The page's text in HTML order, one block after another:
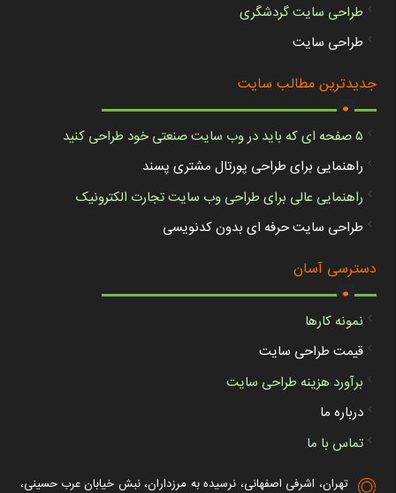
طراحی سایت گردشگری
طراحی سایت
جدیدترین مطالب سایت
.
۵ صفحه ای که باید در وب سایت صنعتی خود طراحی کنید
راهنمایی برای طراحی پورتال مشتری پسند
راهنمایی عالی برای طراحی وب سایت تجارت الکترونیک
طراحی سایت حرفه ای بدون کدنویسی
دسترسی آسان
.
نمونه کارها
قیمت طراحی سایت
برآورد هزینه طراحی سایت
درباره ما
تماس با ما
تهران، اشرفی اصفهانی، نرسیده به مرزداران، نبش خیابان عرب حسینی،